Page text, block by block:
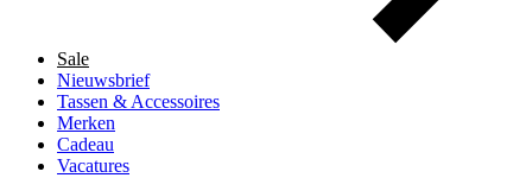
Sale
Nieuwsbrief
Tassen & Accessoires
Merken
Cadeau
Vacatures